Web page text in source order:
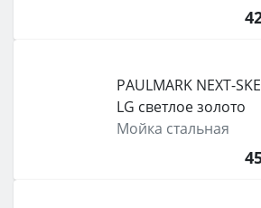
PAULMARK NEXT-
LG светлое золото
Мойка стальная